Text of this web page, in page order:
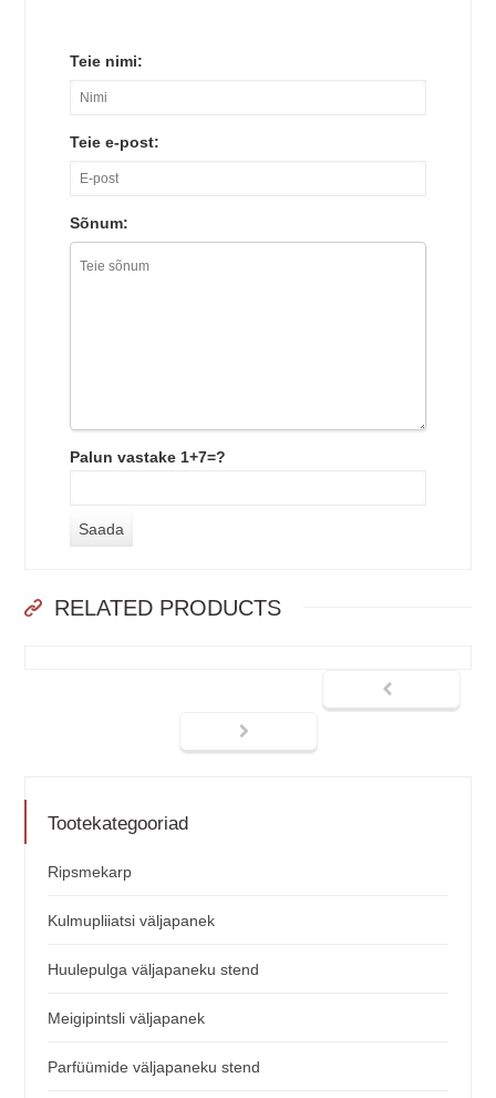
Teie nimi:
Teie e-post:
Sõnum:
Palun vastake 1+7=?
RELATED PRODUCTS
Tootekategooriad
Ripsmekarp
Kulmupliiatsi väljapanek
Huulepulga väljapaneku stend
Meigipintsli väljapanek
Parfüümide väljapaneku stend